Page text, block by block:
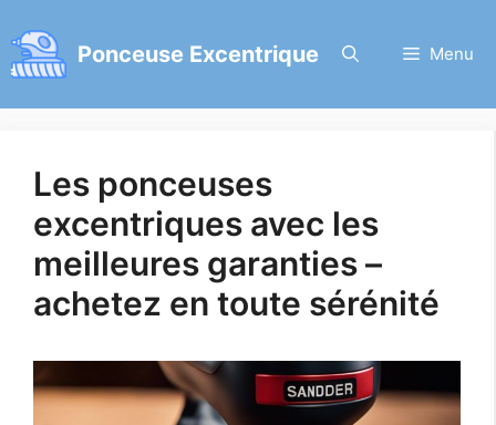
au
contenu Ponceuse Excentrique Menu
Les ponceuses
excentriques avec les
meilleures garanties –
achetez en toute sérénité